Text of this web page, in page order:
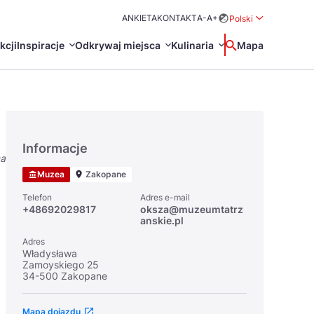
ANKIETAKONTAKTA-A+
Polski
Inspiracje Odkrywaj miejsca
Turystyczne
Kulinaria Wyszukaj
Mapa
日本語
Svenska
Informacje
Muzea Zakopane
Telefon
+48692029817
Adres e-mail
oksza@muzeumtatrz
anskie.pl
Adres
Władysława
Zamoyskiego 25
34-500 Zakopane
Mapa dojazdu